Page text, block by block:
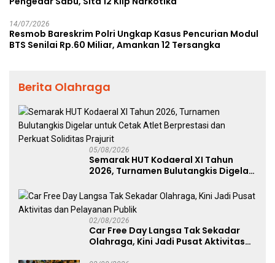
14/07/2026
Resmob Bareskrim Polri Ungkap Kasus Pencurian Modul
BTS Senilai Rp.60 Miliar, Amankan 12 Tersangka
Berita Olahraga
05/08/2026
Semarak HUT Kodaeral XI Tahun
2026, Turnamen Bulutangkis Digelar
Perkuat Soliditas Prajurit
02/08/2026
Car Free Day Langsa Tak Sekadar
Olahraga, Kini Jadi Pusat Aktivitas